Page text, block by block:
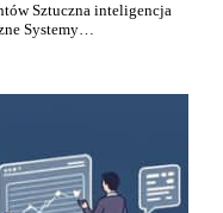
Sztuczna inteligencja
Systemy…